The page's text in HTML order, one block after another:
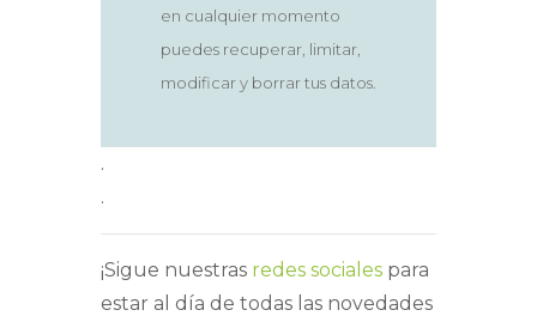
en cualquier momento
puedes recuperar, limitar,
modificar y borrar tus datos.
.
.
¡Sigue nuestras redes sociales para
estar al día de todas las novedades